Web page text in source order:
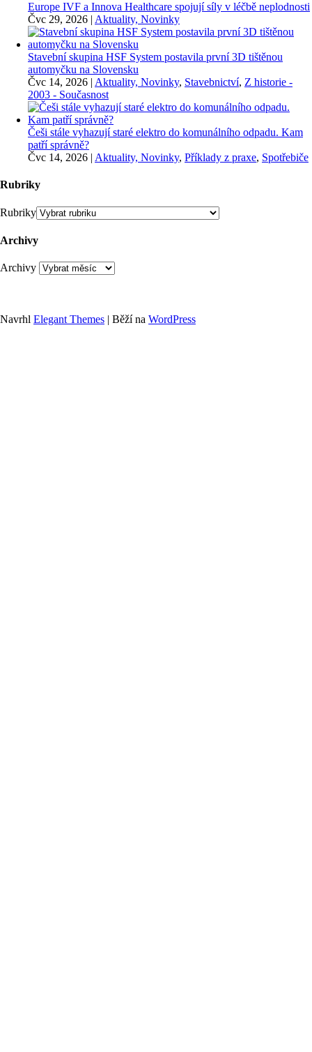
Europe IVF a Innova Healthcare spojují síly v léčbě neplodnosti
Čvc 29, 2026 | Aktuality, Novinky
Stavební skupina HSF System postavila první 3D tištěnou
automyčku na Slovensku
Čvc 14, 2026 | Aktuality, Novinky, Stavebnictví, Z historie -
2003 - Současnost
Češi stále vyhazují staré elektro do komunálního odpadu. Kam
patří správně?
Čvc 14, 2026 | Aktuality, Novinky, Příklady z praxe, Spotřebiče
Rubriky
Rubriky
Archivy
Archivy
Navrhl Elegant Themes | Běží na WordPress